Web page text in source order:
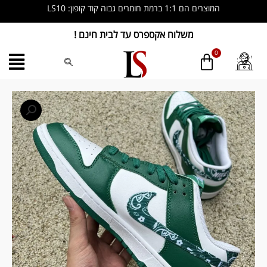
לתוכן
המוצרים הם 1:1 ברמת חומרים גבוה קוד קופון: LS10
משלוח אקספרס עד לבית חינם !
כמות
של
Nike
Dunk
Low
Essential
Paisley
Pack
Green